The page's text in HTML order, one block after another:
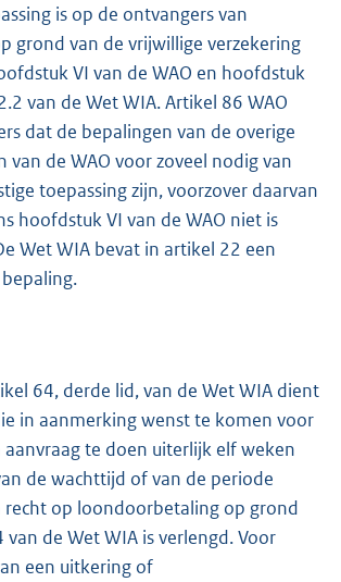
is op de ontvangers van
grond van de vrijwillige verzekering
VI van de WAO en hoofdstuk
van de Wet WIA. Artikel 86 WAO
dat de bepalingen van de overige
van de WAO voor zoveel nodig van
toepassing zijn, voorzover daarvan
hoofdstuk VI van de WAO niet is
Wet WIA bevat in artikel 22 een
64, derde lid, van de Wet WIA dient
in aanmerking wenst te komen voor
aanvraag te doen uiterlijk elf weken
de wachttijd of van de periode
recht op loondoorbetaling op grond
de Wet WIA is verlengd. Voor
een uitkering of